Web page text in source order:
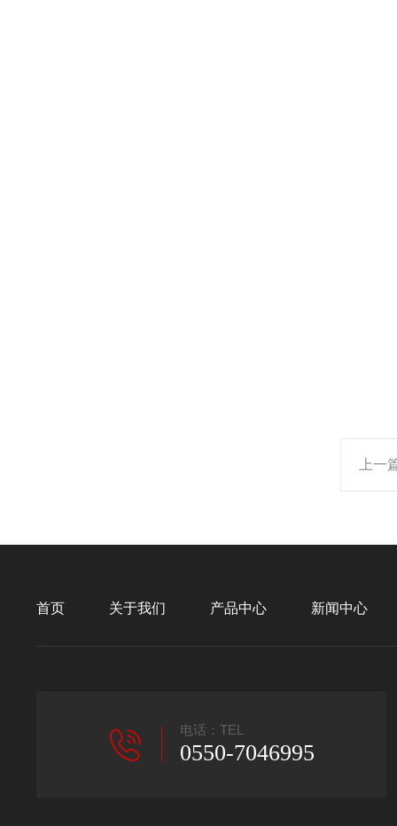
上一
首页 关于我们 产品中心 新闻中心
电话：TEL
0550-7046995